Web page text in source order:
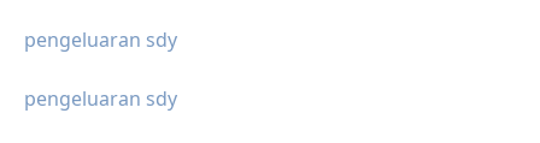
pengeluaran sdy
pengeluaran sdy